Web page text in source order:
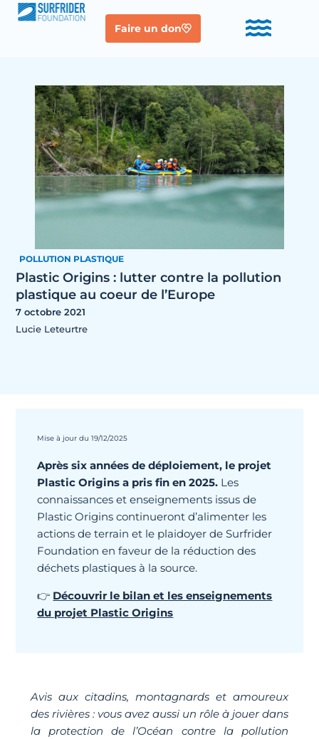
Faire un don
POLLUTION PLASTIQUE
Plastic Origins : lutter contre la pollution
plastique au coeur de l’Europe
7 octobre 2021
Lucie Leteurtre
Mise à jour du 19/12/2025
Après six années de déploiement, le projet
Plastic Origins a pris fin en 2025. Les
connaissances et enseignements issus de
Plastic Origins continueront d’alimenter les
actions de terrain et le plaidoyer de Surfrider
Foundation en faveur de la réduction des
déchets plastiques à la source.
👉 Découvrir le bilan et les enseignements
du projet Plastic Origins
Avis aux citadins, montagnards et amoureux
des rivières : vous avez aussi un rôle à jouer dans
la protection de l’Océan contre la pollution